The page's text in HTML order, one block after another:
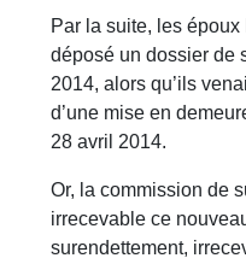
Par la suite, les
déposé un dossier de
2014, alors qu’ils
d’une mise en
28 avril 2014.
Or, la commission de
irrecevable ce
surendettement,